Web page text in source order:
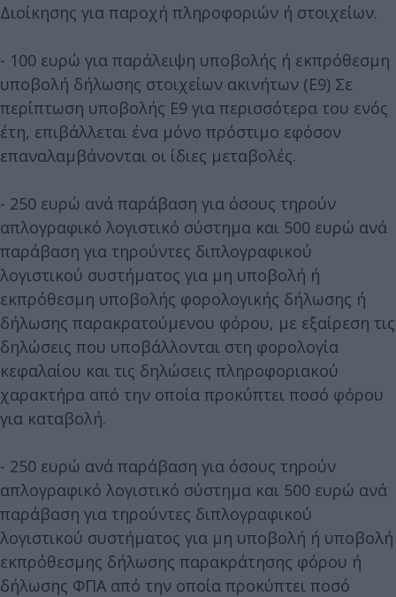
Διοίκησης για παροχή πληροφοριών ή στοιχείων.
- 100 ευρώ για παράλειψη υποβολής ή εκπρόθεσμη
υποβολή δήλωσης στοιχείων ακινήτων (Ε9) Σε
περίπτωση υποβολής Ε9 για περισσότερα του ενός
έτη, επιβάλλεται ένα μόνο πρόστιμο εφόσον
επαναλαμβάνονται οι ίδιες μεταβολές.
- 250 ευρώ ανά παράβαση για όσους τηρούν
απλογραφικό λογιστικό σύστημα και 500 ευρώ ανά
παράβαση για τηρούντες διπλογραφικού
λογιστικού συστήματος για μη υποβολή ή
εκπρόθεσμη υποβολής φορολογικής δήλωσης ή
δήλωσης παρακρατούμενου φόρου, με εξαίρεση τις
δηλώσεις που υποβάλλονται στη φορολογία
κεφαλαίου και τις δηλώσεις πληροφοριακού
χαρακτήρα από την οποία προκύπτει ποσό φόρου
για καταβολή.
- 250 ευρώ ανά παράβαση για όσους τηρούν
απλογραφικό λογιστικό σύστημα και 500 ευρώ ανά
παράβαση για τηρούντες διπλογραφικού
λογιστικού συστήματος για μη υποβολή ή υποβολή
εκπρόθεσμης δήλωσης παρακράτησης φόρου ή
δήλωσης ΦΠΑ από την οποία προκύπτει ποσό